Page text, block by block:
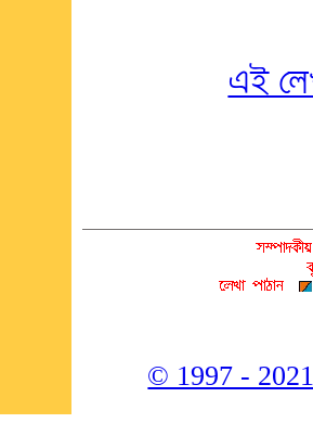
এই
© 1997 -